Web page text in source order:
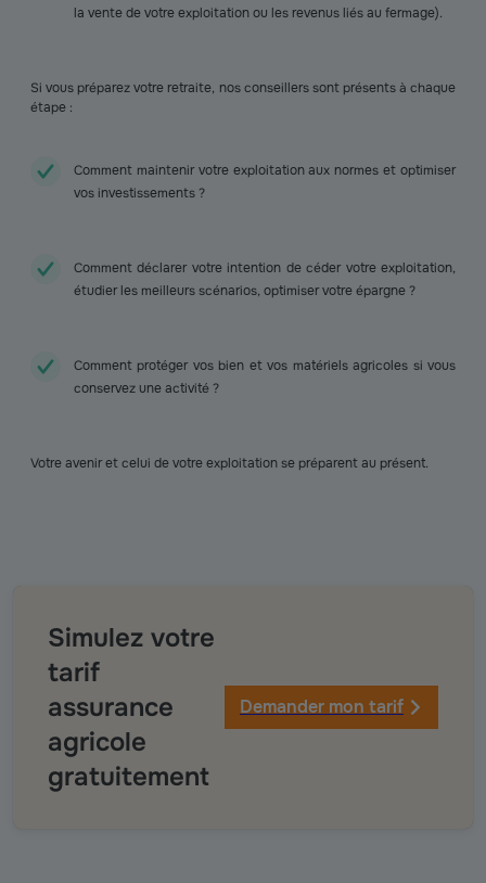
la vente de votre exploitation ou les revenus liés au fermage).
Si vous préparez votre retraite, nos conseillers sont présents à chaque
étape :
Comment maintenir votre exploitation aux normes et optimiser
vos investissements ?
Comment déclarer votre intention de céder votre exploitation,
étudier les meilleurs scénarios, optimiser votre épargne ?
Comment protéger vos bien et vos matériels agricoles si vous
conservez une activité ?
Votre avenir et celui de votre exploitation se préparent au présent.
Simulez votre
tarif
assurance
agricole
gratuitement
Demander mon tarif